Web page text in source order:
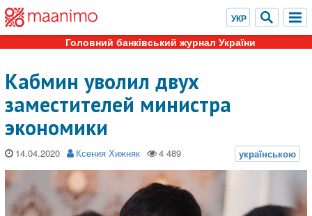
Головний банківський журнал України
Кабмин уволил двух
заместителей министра
экономики
14.04.2020 Ксения Хижняк